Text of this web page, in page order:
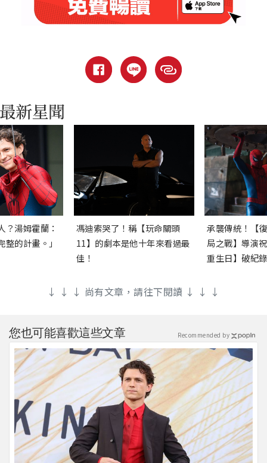
？湯姆霍蘭：
的計畫。」
馮迪索哭了！稱【玩命關頭
11】的劇本是他十年來看過最
佳！
承襲傳統！【
局之戰】導演
重生日】破紀
↓ ↓ ↓ 尚有文章，請往下閱讀 ↓ ↓ ↓
您也可能喜歡這些文章 Recommended by